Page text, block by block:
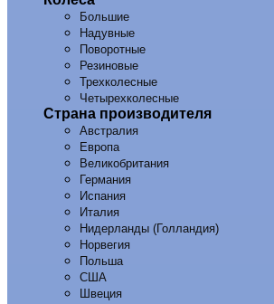
Большие
Надувные
Поворотные
Резиновые
Трехколесные
Четырехколесные
Страна производителя
Австралия
Европа
Великобритания
Германия
Испания
Италия
Нидерланды (Голландия)
Норвегия
Польша
США
Швеция